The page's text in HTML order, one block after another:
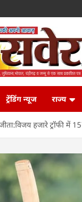
ट्रेंडिंग न्यूज राज्य
हजारे ट्रॉफी में